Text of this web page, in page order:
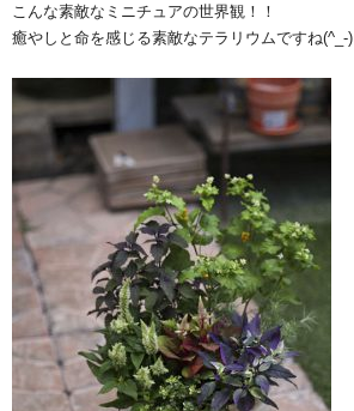
こんな素敵なミニチュアの世界観！！
癒やしと命を感じる素敵なテラリウムですね(^_-)